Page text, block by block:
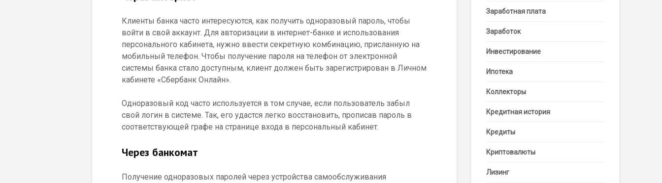
Клиенты банка часто интересуются, как получить одноразовый пароль, чтобы
войти в свой аккаунт. Для авторизации в интернет-банке и использования
персонального кабинета, нужно ввести секретную комбинацию, присланную на
мобильный телефон. Чтобы получение пароля на телефон от электронной
системы банка стало доступным, клиент должен быть зарегистрирован в Личном
кабинете «Сбербанк Онлайн».
Одноразовый код часто используется в том случае, если пользователь забыл
свой логин в системе. Так, его удастся легко восстановить, прописав пароль в
соответствующей графе на странице входа в персональный кабинет.
Через банкомат
Получение одноразовых паролей через устройства самообслуживания
Заработная плата
Заработок
Инвестирование
Ипотека
Коллекторы
Кредитная история
Кредиты
Криптовалюты
Лизинг